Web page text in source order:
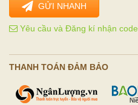
GỬI NHANH
Yêu cầu và Đăng kí nhận code
THANH TOÁN ĐẢM BẢO